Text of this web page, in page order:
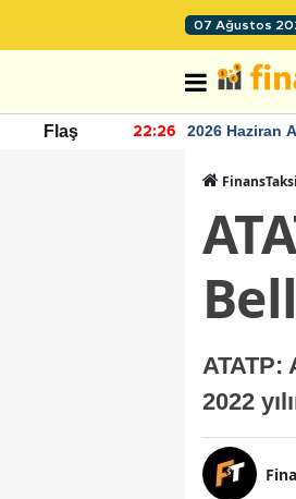
07 Ağustos
Flaş 22:26
2026 Haziran
FinansTaksi
ATATP:
2022